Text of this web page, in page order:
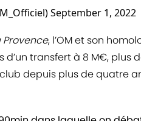
September 1, 2022
Provence, l’OM et son
transfert à 8 M€, plus
depuis plus de quatre